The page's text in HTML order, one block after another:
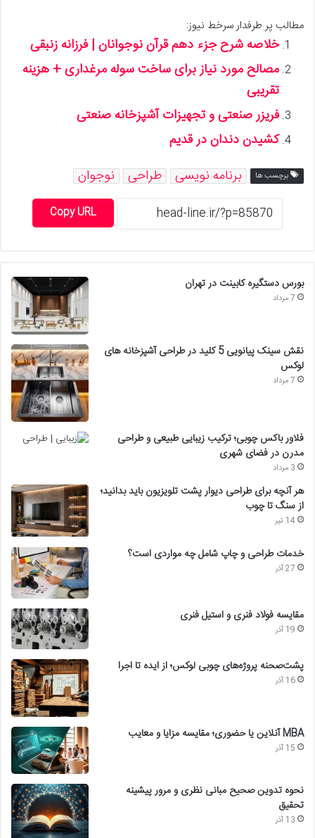
مطالب پر طرفدار سرخط نیوز:
خلاصه شرح جزء دهم قرآن نوجوانان | فرزانه زنبقی
مصالح مورد نیاز برای ساخت سوله مرغداری + هزینه
تقریبی
فریزر صنعتی و تجهیزات آشپزخانه صنعتی
کشیدن دندان در قدیم
برچسب ها برنامه نویسی طراحی نوجوان
Copy URL
بورس دستگیره کابینت در تهران
7 مرداد
نقش سینک پیانویی 5 کلید در طراحی آشپزخانه های
لوکس
7 مرداد
فلاور باکس چوبی؛ ترکیب زیبایی طبیعی و طراحی
مدرن در فضای شهری
3 مرداد
هر آنچه برای طراحی دیوار پشت تلویزیون باید بدانید؛
از سنگ تا چوب
14 تیر
خدمات طراحی و چاپ شامل چه مواردی است؟
27 آذر
مقایسه فولاد فنری و استیل فنری
19 آذر
پشت‌صحنه پروژه‌های چوبی لوکس؛ از ایده تا اجرا
16 آذر
MBA آنلاین یا حضوری؛ مقایسه مزایا و معایب
15 آذر
نحوه تدوین صحیح مبانی نظری و مرور پیشینه
تحقیق
13 آذر